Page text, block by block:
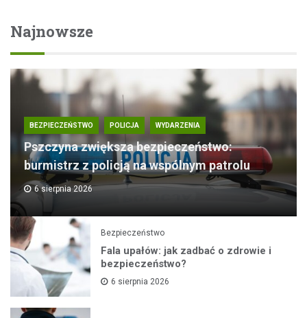
Najnowsze
BEZPIECZEŃSTWO POLICJA WYDARZENIA
Pszczyna zwiększa bezpieczeństwo:
burmistrz z policją na wspólnym patrolu
6 sierpnia 2026
Bezpieczeństwo
Fala upałów: jak zadbać o zdrowie i
bezpieczeństwo?
6 sierpnia 2026